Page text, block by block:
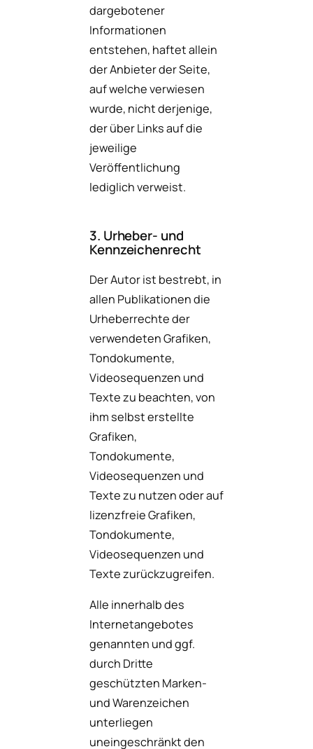
dargebotener
Informationen
entstehen, haftet allein
der Anbieter der Seite,
auf welche verwiesen
wurde, nicht derjenige,
der über Links auf die
jeweilige
Veröffentlichung
lediglich verweist.
3. Urheber- und
Kennzeichenrecht
Der Autor ist bestrebt, in
allen Publikationen die
Urheberrechte der
verwendeten Grafiken,
Tondokumente,
Videosequenzen und
Texte zu beachten, von
ihm selbst erstellte
Grafiken,
Tondokumente,
Videosequenzen und
Texte zu nutzen oder auf
lizenzfreie Grafiken,
Tondokumente,
Videosequenzen und
Texte zurückzugreifen.
Alle innerhalb des
Internetangebotes
genannten und ggf.
durch Dritte
geschützten Marken-
und Warenzeichen
unterliegen
uneingeschränkt den